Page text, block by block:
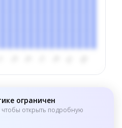
ограничен
чтобы открыть подробную